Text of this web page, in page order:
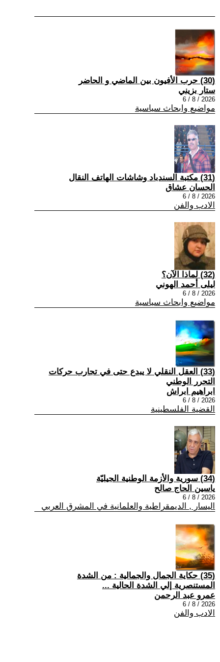
(30) حرب الأفيون بين الماضي و الحاضر
ستار بزيني
2026 / 8 / 6
مواضيع وابحاث سياسية
(31) مكتبة السندباد وشاشات الهاتف النقال
الحسان عشاق
2026 / 8 / 6
الادب والفن
(32) لماذا الآن؟
ليلى أحمد الهوني
2026 / 8 / 6
مواضيع وابحاث سياسية
(33) العقل النقلي لا يبدع حتى في تجارب حركات
التحرر الوطني
ابراهيم ابراش
2026 / 8 / 6
القضية الفلسطينية
(34) سورية والأزمة الوطنية الجيليّة
ياسين الحاج صالح
2026 / 8 / 6
اليسار , الديمقراطية والعلمانية في المشرق العربي
(35) حكاية الجمال والجمالية : من الشدة
المستنصرية إلي الشدة الحالية ...
عمرو عبد الرحمن
2026 / 8 / 6
الادب والفن